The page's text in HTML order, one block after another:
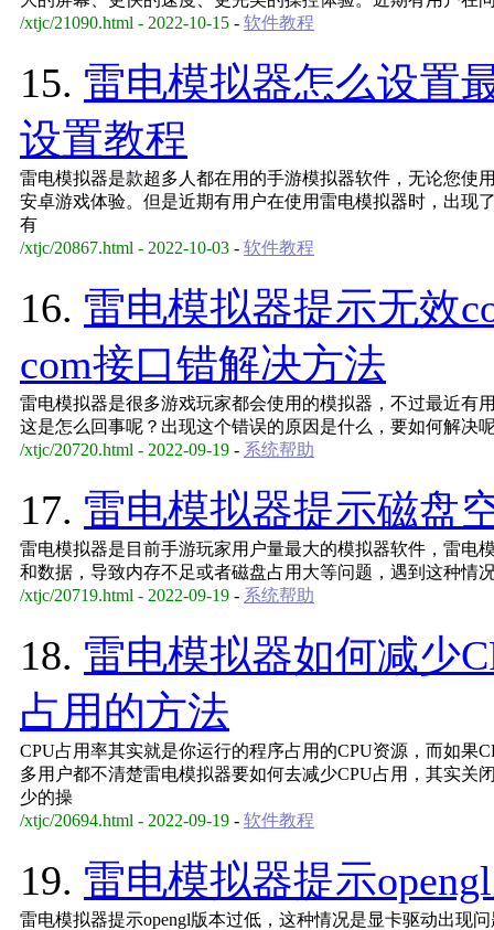
/xtjc/21090.html - 2022-10-15 - 软件教程
15. 雷电模拟器怎么设置
设置教程
雷电模拟器是款超多人都在用的手游模拟器软件，无论您使
安卓游戏体验。但是近期有用户在使用雷电模拟器时，出现
有
/xtjc/20867.html - 2022-10-03 - 软件教程
16. 雷电模拟器提示无效
com接口错解决方法
雷电模拟器是很多游戏玩家都会使用的模拟器，不过最近有
这是怎么回事呢？出现这个错误的原因是什么，要如何解决
/xtjc/20720.html - 2022-09-19 - 系统帮助
17. 雷电模拟器提示磁盘
雷电模拟器是目前手游玩家用户量最大的模拟器软件，雷电
和数据，导致内存不足或者磁盘占用大等问题，遇到这种情
/xtjc/20719.html - 2022-09-19 - 系统帮助
18. 雷电模拟器如何减少
占用的方法
CPU占用率其实就是你运行的程序占用的CPU资源，而如果
多用户都不清楚雷电模拟器要如何去减少CPU占用，其实关
少的操
/xtjc/20694.html - 2022-09-19 - 软件教程
19. 雷电模拟器提示
雷电模拟器提示opengl版本过低，这种情况是显卡驱动出现